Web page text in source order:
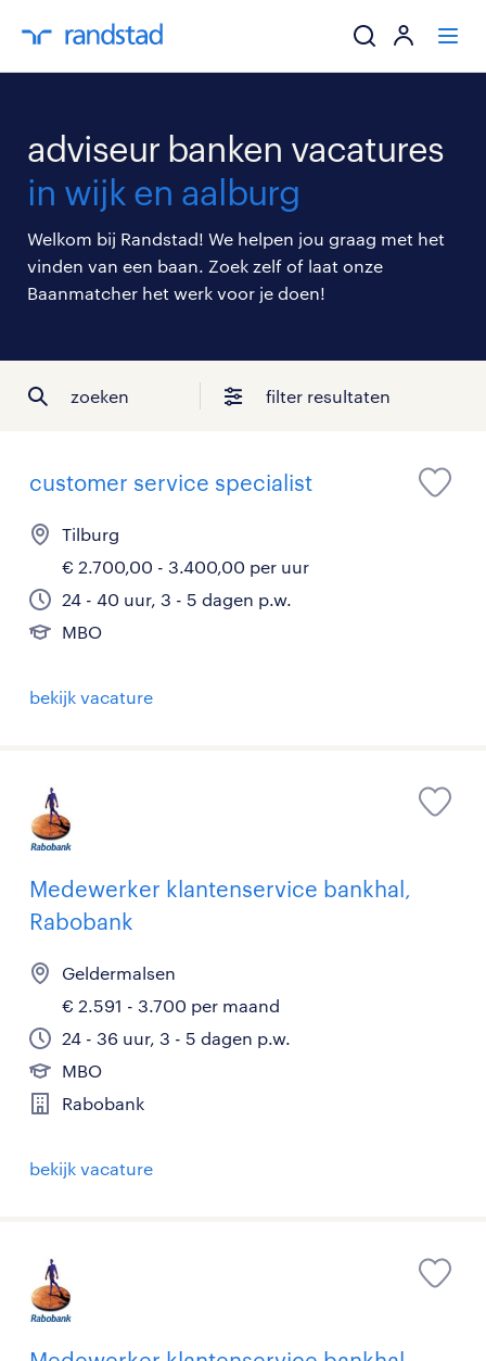
werkgevers
mijn carrière
over randstad
adviseur banken vacatures
in wijk en aalburg
Welkom bij Randstad! We helpen jou graag met het
vinden van een baan. Zoek zelf of laat onze
Baanmatcher het werk voor je doen!
zoeken filter resultaten
customer service specialist
Tilburg
€ 2.700,00 - 3.400,00 per uur
24 - 40 uur, 3 - 5 dagen p.w.
MBO
bekijk vacature
Medewerker klantenservice bankhal,
Rabobank
Geldermalsen
€ 2.591 - 3.700 per maand
24 - 36 uur, 3 - 5 dagen p.w.
MBO
Rabobank
bekijk vacature